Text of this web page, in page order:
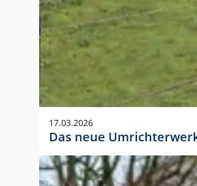
DIN A1 – 39 mm hoch (5 %)
DIN lang – 10 mm hoch (5
1080 x 1080 px – 78 px
In Ausnahmefällen darf das
stets der vorherigen Absprache
17.03.2026
Das neue